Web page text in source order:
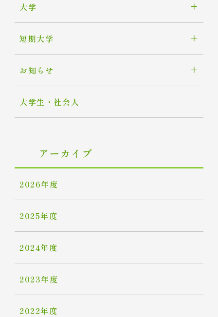
大学
短期大学
お知らせ
大学生・社会人
アーカイブ
2026年度
2025年度
2024年度
2023年度
2022年度